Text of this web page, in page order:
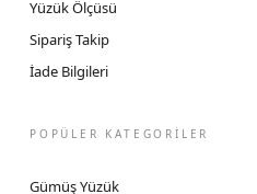
Yüzük Ölçüsü
Sipariş Takip
İade Bilgileri
POPÜLER KATEGORİLER
Gümüş Yüzük